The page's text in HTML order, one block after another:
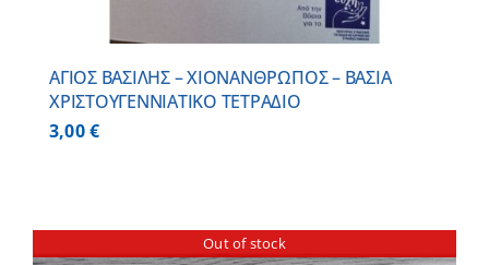
ΑΓΙΟΣ ΒΑΣΙΛΗΣ – ΧΙΟΝΑΝΘΡΩΠΟΣ – ΒΑΣΙΑ
ΧΡΙΣΤΟΥΓΕΝΝΙΑΤΙΚΟ ΤΕΤΡΑΔΙΟ
3,00€
Out of stock